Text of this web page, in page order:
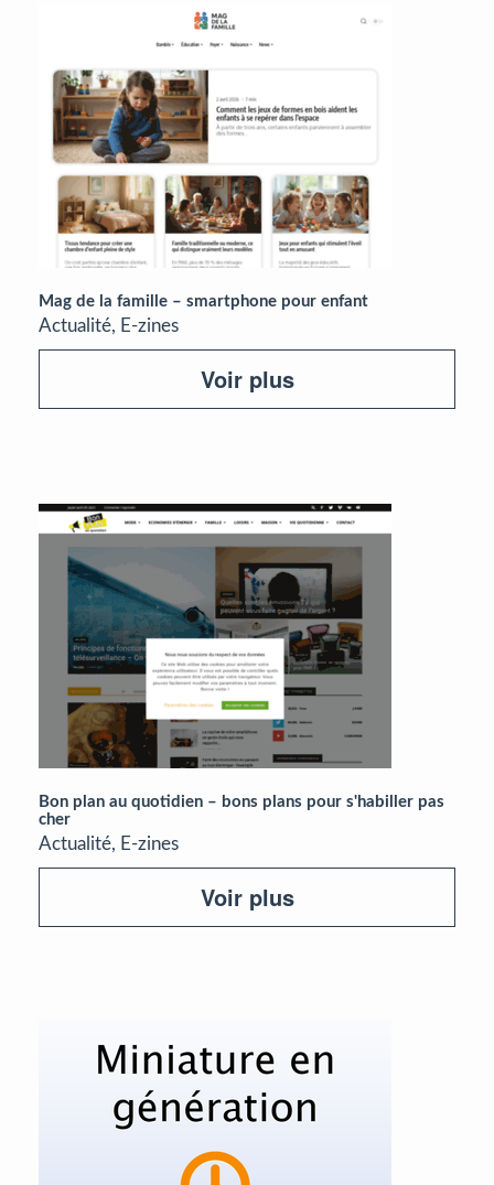
Mag de la famille – smartphone pour enfant
Actualité, E-zines
Voir plus
Bon plan au quotidien – bons plans pour s'habiller pas
cher
Actualité, E-zines
Voir plus